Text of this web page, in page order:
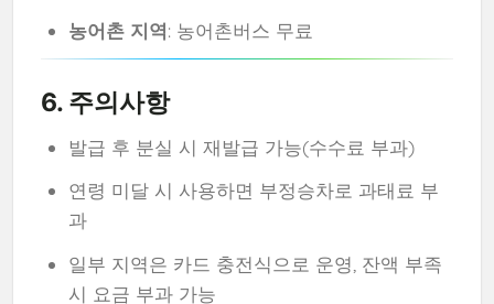
농어촌 지역: 농어촌버스 무료
6. 주의사항
발급 후 분실 시 재발급 가능(수수료 부과)
연령 미달 시 사용하면 부정승차로 과태료 부
과
일부 지역은 카드 충전식으로 운영, 잔액 부족
시 요금 부과 가능